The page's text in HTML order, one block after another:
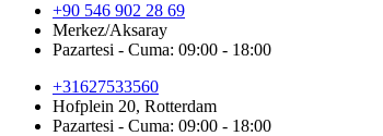
+90 546 902 28 69
Merkez/Aksaray
Pazartesi - Cuma: 09:00 - 18:00
+31627533560
Hofplein 20, Rotterdam
Pazartesi - Cuma: 09:00 - 18:00